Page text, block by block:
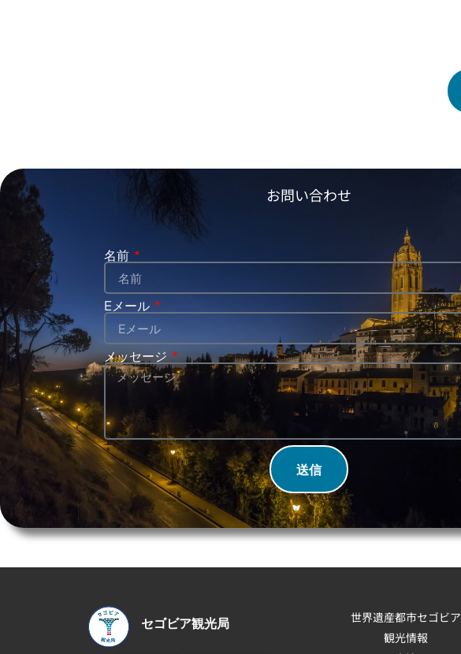
お問い合わせ
名前
Eメール
メッセージ
送信
セゴビア観光局
世界遺産都市セゴビア
観光情報